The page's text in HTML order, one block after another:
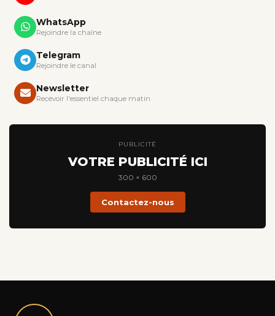
WhatsApp
Rejoindre la chaîne
Telegram
Rejoindre le canal
Newsletter
Recevoir l'essentiel chaque matin
PUBLICITÉ
VOTRE PUBLICITÉ ICI
300 × 600
Contactez-nous